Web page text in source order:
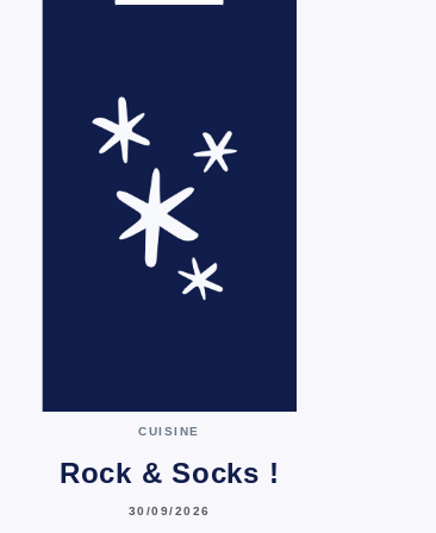
CUISINE
Rock & Socks !
30/09/2026